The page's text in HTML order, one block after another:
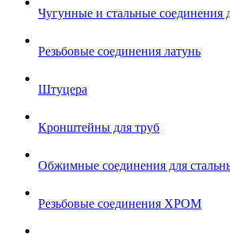
Чугунные и стальные соединения
Резьбовые соединения латунь
Штуцера
Кронштейны для труб
Обжимные соединения для
Резьбовые соединения ХРОМ